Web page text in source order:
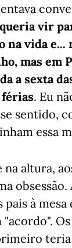
vir
vida e...
mas em
a sexta
. Eu
sentido,
essa
na altura,
à